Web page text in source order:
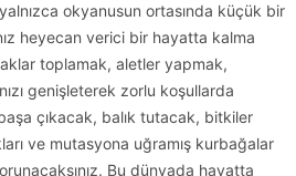
okyanusun ortasında küçük bir
heyecan verici bir hayatta kalma
toplamak, aletler yapmak,
genişleterek zorlu koşullarda
çıkacak, balık tutacak, bitkiler
ve mutasyona uğramış kurbağalar
Bu dünyada hayatta